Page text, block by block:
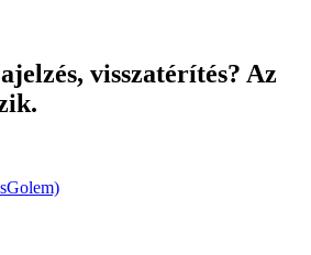
visszatérítés? Az